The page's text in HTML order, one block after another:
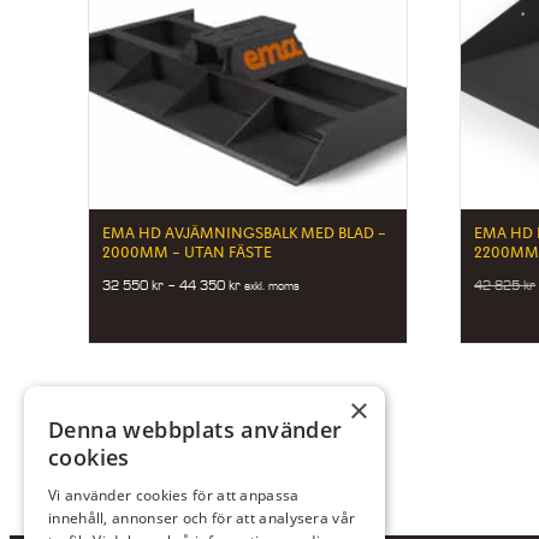
EMA HD AVJÄMNINGSBALK MED BLAD –
2000MM – UTAN FÄSTE
32 550kr – 44 350krPrice
550 kr
44
exkl. moms
EMA HD
2200MM
42 825kr
×
Denna webbplats använder
cookies
Vi använder cookies för att anpassa
innehåll, annonser och för att analysera vår